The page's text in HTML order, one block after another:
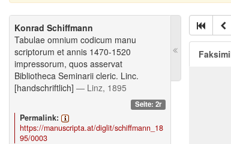
Konrad Schiffmann
Tabulae omnium codicum manu
scriptorum et annis 1470-1520
impressorum, quos asservat
Bibliotheca Seminarii cleric. Linc.
[handschriftlich] — Linz, 1895
Seite: 2r
Permalink:
https://manuscripta.at/diglit/schiffmann_18
95/0003